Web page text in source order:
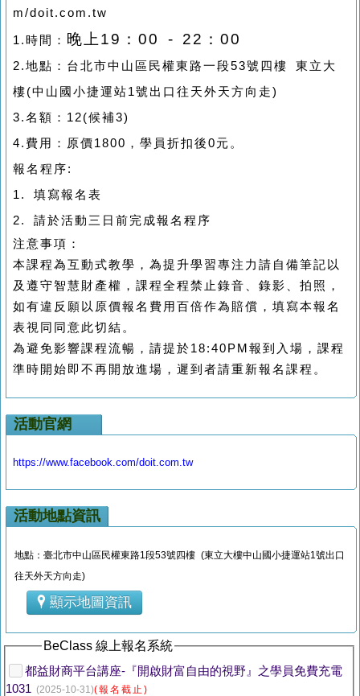
m/doit.com.tw
1. 時間： 晚上 19 ： 00 - 22 ：00
2.地點：台北市中山區民權東路一段53號四樓
東立大
樓(中山國小捷運站1號出口往天外天方向走)
3.名額：12(候補3)
4. 費用：原價1800，學員折扣後0元。
報名程序:
1. 填寫報名表
2. 請於活動三日前完成報名程序
注意事項：
本課程為互動式教學，為提升學習專注力請自備筆記以
及遵守智慧財產權，課程全程禁止錄音、錄影、拍照，
如有違反願以原價報名費用百倍作為賠償，填寫本報名
表視同同意此切結。
為避免影響課程流暢，請提於18:40PM報到入場，課程
準時開始即不再開放進場，遲到者請重新報名課程。
活動官網
https://www.facebook.com/doit.com.tw
活動地點資訊
地點：臺北市中山區民權東路1段53號四樓 (東立大樓中山國小捷運站1號出口
往天外天方向走)
顯示地圖資訊
BeClass 線上報名系統
都益財商平台講座-『開啟財富自由的視野』之學員免費充電
1031 (2025-10-31)(報名截止)